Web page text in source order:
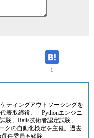
1
ティングアウトソーシングを
表取締役。
Pythonエンジニ
験、Rails技術者認定試験、
クの自動化検定を主催。過去
任委員も経験。